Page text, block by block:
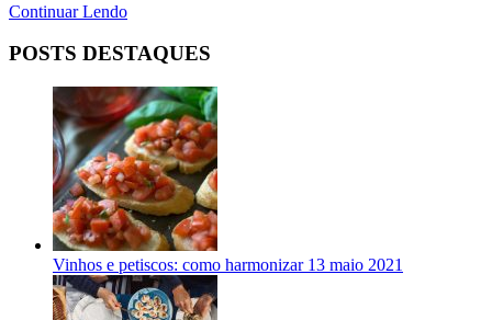
Continuar Lendo
POSTS DESTAQUES
Vinhos e petiscos: como harmonizar 13 maio 2021